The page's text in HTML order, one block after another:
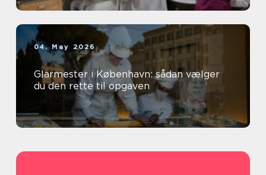
04. May 2026
Glarmester i København: sådan vælger
du den rette til opgaven